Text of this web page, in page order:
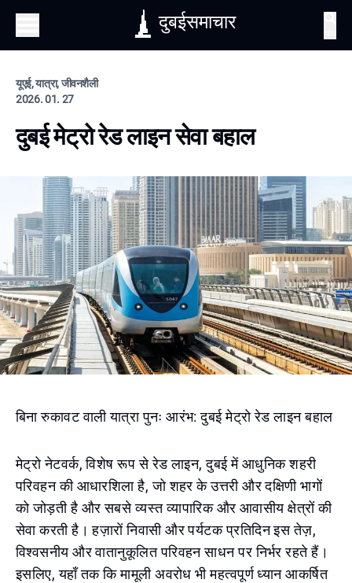
दुबईसमाचार
यूएई, यात्रा, जीवनशैली
2026. 01. 27
दुबई मेट्रो रेड लाइन सेवा बहाल
बिना रुकावट वाली यात्रा पुनः आरंभ: दुबई मेट्रो रेड लाइन बहाल
मेट्रो नेटवर्क, विशेष रूप से रेड लाइन, दुबई में आधुनिक शहरी
परिवहन की आधारशिला है, जो शहर के उत्तरी और दक्षिणी भागों
को जोड़ती है और सबसे व्यस्त व्यापारिक और आवासीय क्षेत्रों की
सेवा करती है। हज़ारों निवासी और पर्यटक प्रतिदिन इस तेज़,
विश्वसनीय और वातानुकूलित परिवहन साधन पर निर्भर रहते हैं।
इसलिए, यहाँ तक कि मामूली अवरोध भी महत्वपूर्ण ध्यान आकर्षित